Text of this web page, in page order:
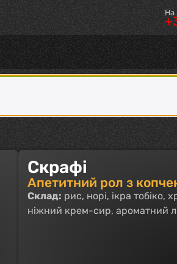
На
Скрафі
Апетитний рол з
Склад: рис, норі, ікра тобіко,
ніжний крем-сир, ароматний